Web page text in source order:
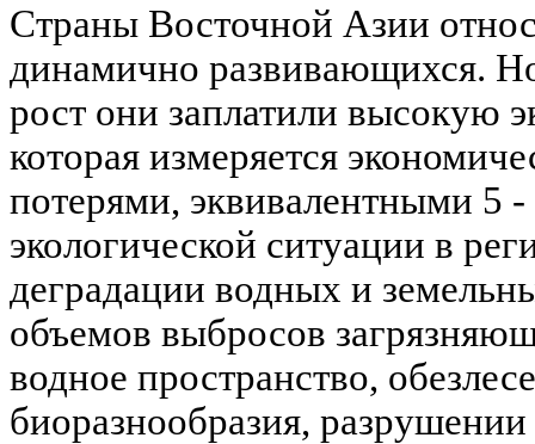
Страны Восточной Азии
динамично развивающихся.
рост они заплатили высокую
которая измеряется
потерями, эквивалентными 5
экологической ситуации в
деградации водных и
объемов выбросов
водное пространство,
биоразнообразия, разрушении